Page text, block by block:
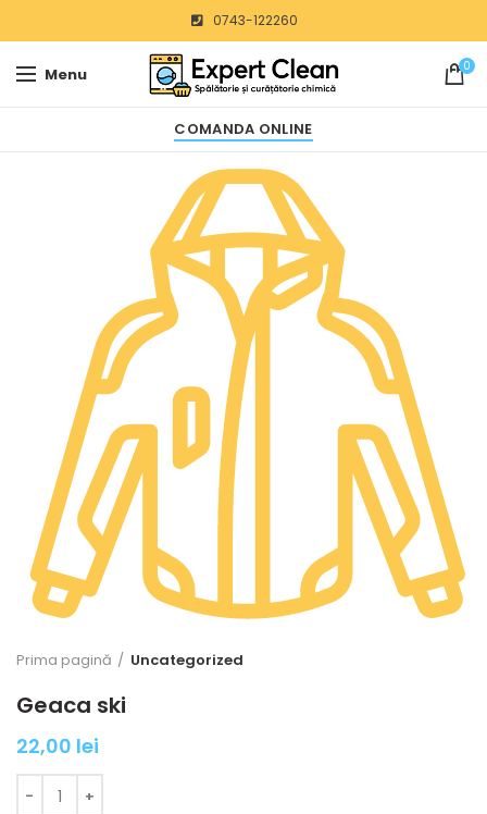
0743-122260
Menu 0
COMANDA ONLINE
Prima pagină Uncategorized
Geaca ski
22,00 lei
Cantitate Geaca ski